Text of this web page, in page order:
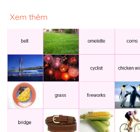
Xem thêm